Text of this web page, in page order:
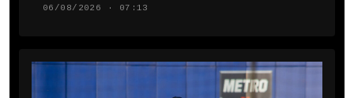
06/08/2026 · 07:13